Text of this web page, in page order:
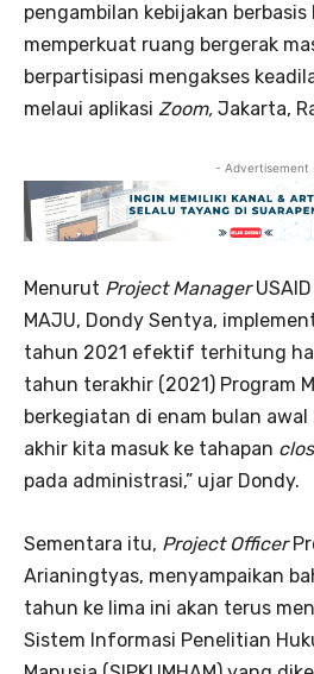
pengambilan kebijakan
memperkuat ruang bergerak
berpartisipasi mengakses
melaui aplikasi Zoom, Jakarta,
- Advertisement
Menurut Project Manager
MAJU, Dondy Sentya,
tahun 2021 efektif terhitung
tahun terakhir (2021) Program
berkegiatan di enam bulan awal
akhir kita masuk ke tahapan
pada administrasi,” ujar Dondy.
Sementara itu, Project Officer
Arianingtyas, menyampaikan
tahun ke lima ini akan terus
Sistem Informasi Penelitian